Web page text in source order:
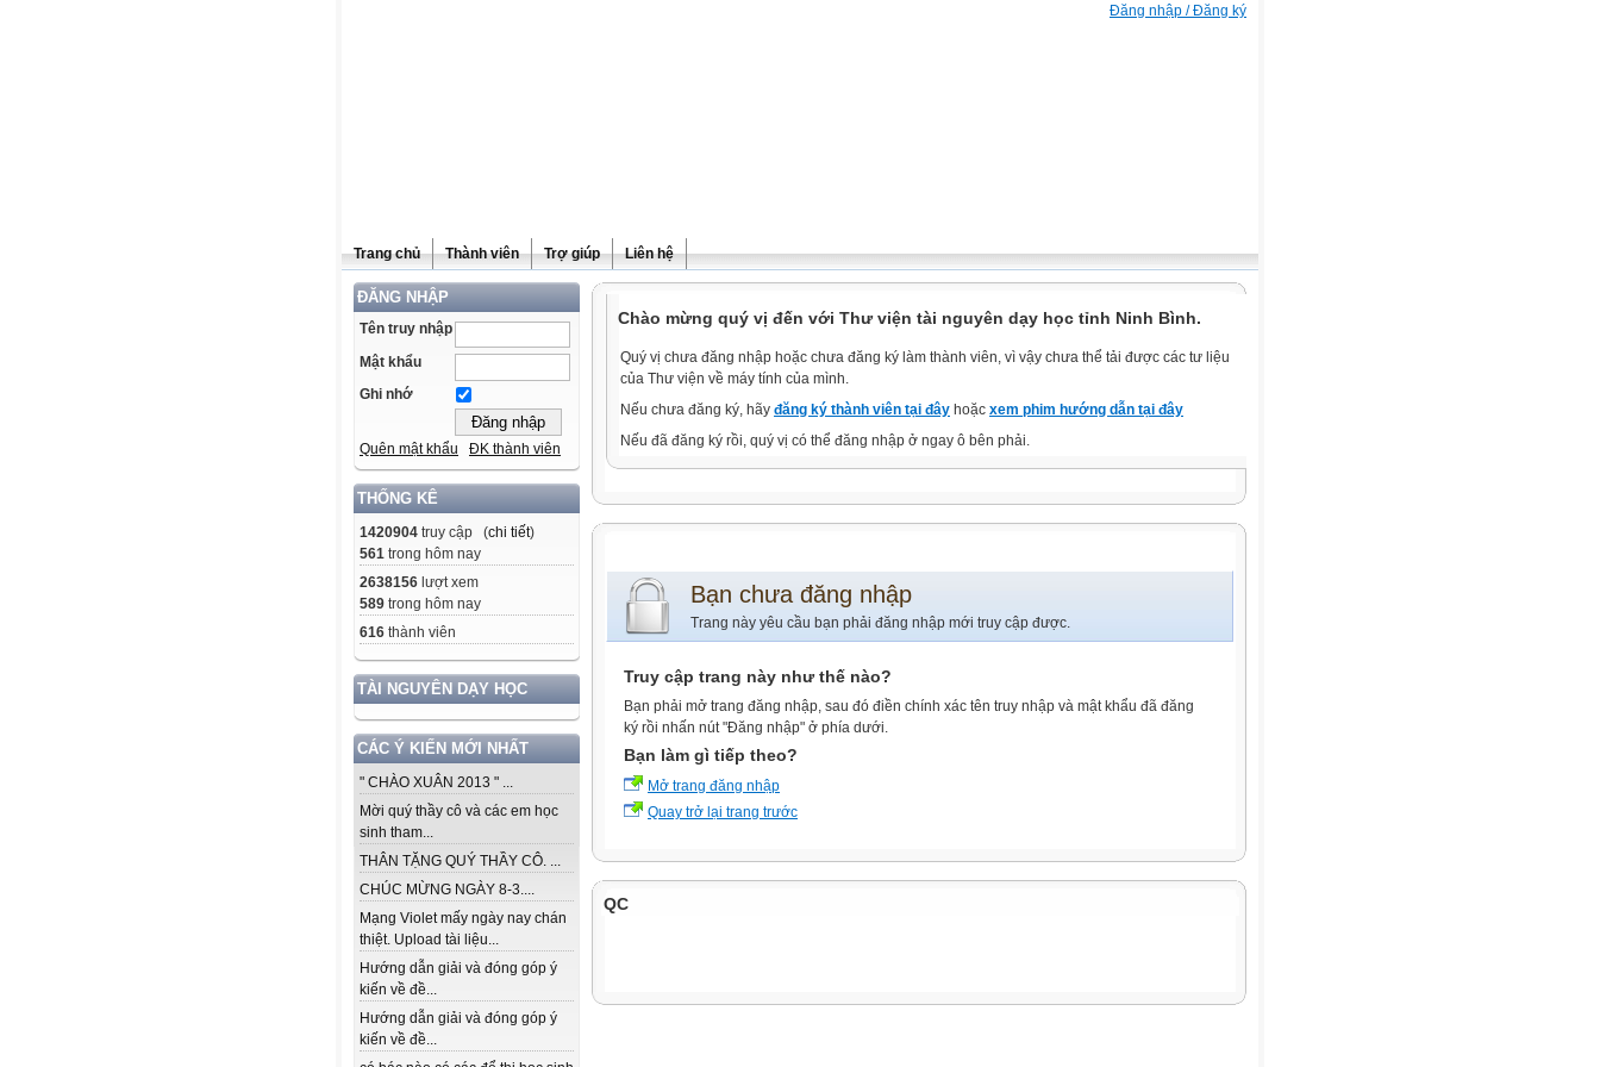
Đăng nhập / Đăng ký
Trang chủ Thành viên Trợ giúp Liên hệ
ĐĂNG NHẬP
Tên truy nhập
Mật khẩu
Ghi nhớ
Quên mật khẩu ĐK thành viên
THỐNG KÊ
1420904 truy cập (chi tiết)
561 trong hôm nay
2638156 lượt xem
589 trong hôm nay
616 thành viên
TÀI NGUYÊN DẠY HỌC
CÁC Ý KIẾN MỚI NHẤT
" CHÀO XUÂN 2013 " ...
Mời quý thầy cô và các em học
sinh tham...
THÂN TẶNG QUÝ THẦY CÔ. ...
CHÚC MỪNG NGÀY 8-3....
Mạng Violet mấy ngày nay chán
thiệt. Upload tài liệu...
Hướng dẫn giải và đóng góp ý
kiến về đề...
Hướng dẫn giải và đóng góp ý
kiến về đề...
Chào mừng quý vị đến với Thư viện tài nguyên dạy học tỉnh Ninh Bình.
Quý vị chưa đăng nhập hoặc chưa đăng ký làm thành viên, vì vậy chưa thể tải được các tư liệu
của Thư viện về máy tính của mình.
Nếu chưa đăng ký, hãy đăng ký thành viên tại đây hoặc xem phim hướng dẫn tại đây
Nếu đã đăng ký rồi, quý vị có thể đăng nhập ở ngay ô bên phải.
Bạn chưa đăng nhập
Trang này yêu cầu bạn phải đăng nhập mới truy cập được.
Truy cập trang này như thế nào?
Bạn phải mở trang đăng nhập, sau đó điền chính xác tên truy nhập và mật khẩu đã đăng
ký rồi nhấn nút "Đăng nhập" ở phía dưới.
Bạn làm gì tiếp theo?
Mở trang đăng nhập
Quay trở lại trang trước
QC